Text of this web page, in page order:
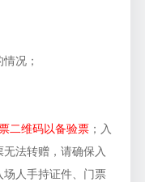
况；
二维码以备验票 ；入
法转赠，请确保入
人手持证件、门票